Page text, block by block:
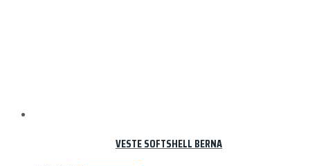
VESTE SOFTSHELL BERNA